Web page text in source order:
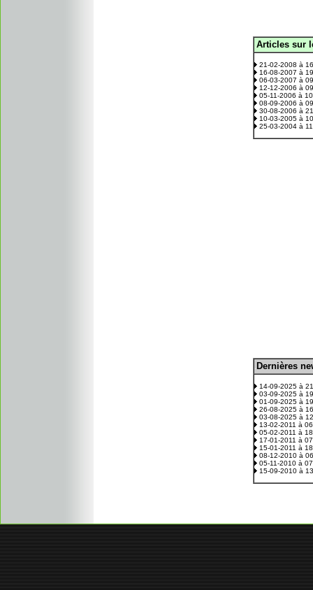
Articles sur
21-02-2008 à
16-08-2007 à
06-03-2007 à
12-12-2006 à
05-11-2006 à
08-09-2006 à
30-08-2006 à
10-03-2005 à
25-03-2004 à
Dernières
14-09-2025 à
03-09-2025 à
01-09-2025 à
26-08-2025 à
03-08-2025 à
13-02-2011 à
05-02-2011 à
17-01-2011 à
15-01-2011 à
08-12-2010 à
05-11-2010 à
15-09-2010 à